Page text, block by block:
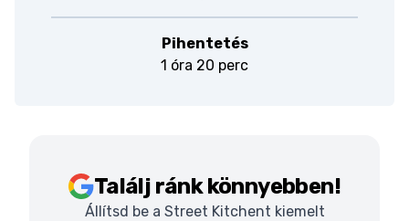
Pihentetés
1 óra 20 perc
Találj ránk könnyebben!
Állítsd be a Street Kitchent kiemelt